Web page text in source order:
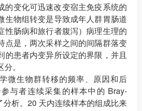
的变化可迅速改变宿主免疫系统的
生物组转变是导致成年人群胃肠道
性肠病和旅行者腹泻）病理生理的
点是，两次采样之间的间隔群落变
的患者内变异所设定的界限，并且
。
微生物群转移的频率、原因和后
与者连续采集的样本中的 Bray-
析。20 天内连续样本的组成比来